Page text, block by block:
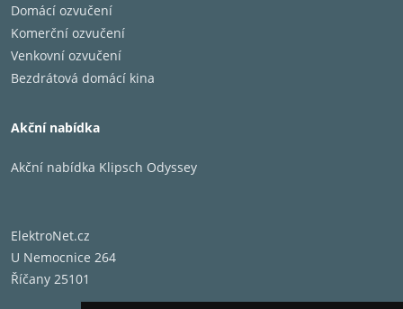
ZVUKOVÉ CHARAKTERISTIKY
Frekvenční rozsah:
Dělící frekvence:
Doporučený výkon zesilovače:
Výškový měnič:
Středový měnič:
Basový měnič:
Domácí ozvučení
Komerční ozvučení
Venkovní ozvučení
Bezdrátová domácí kina
Akční nabídka
Akční nabídka Klipsch Odyssey
ElektroNet.cz
U Nemocnice 264
Říčany 25101